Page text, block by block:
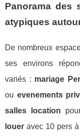
Panorama des
atypiques
De nombreux
ses environs
variés : mariage
ou evenements
salles location
louer avec 10 pers